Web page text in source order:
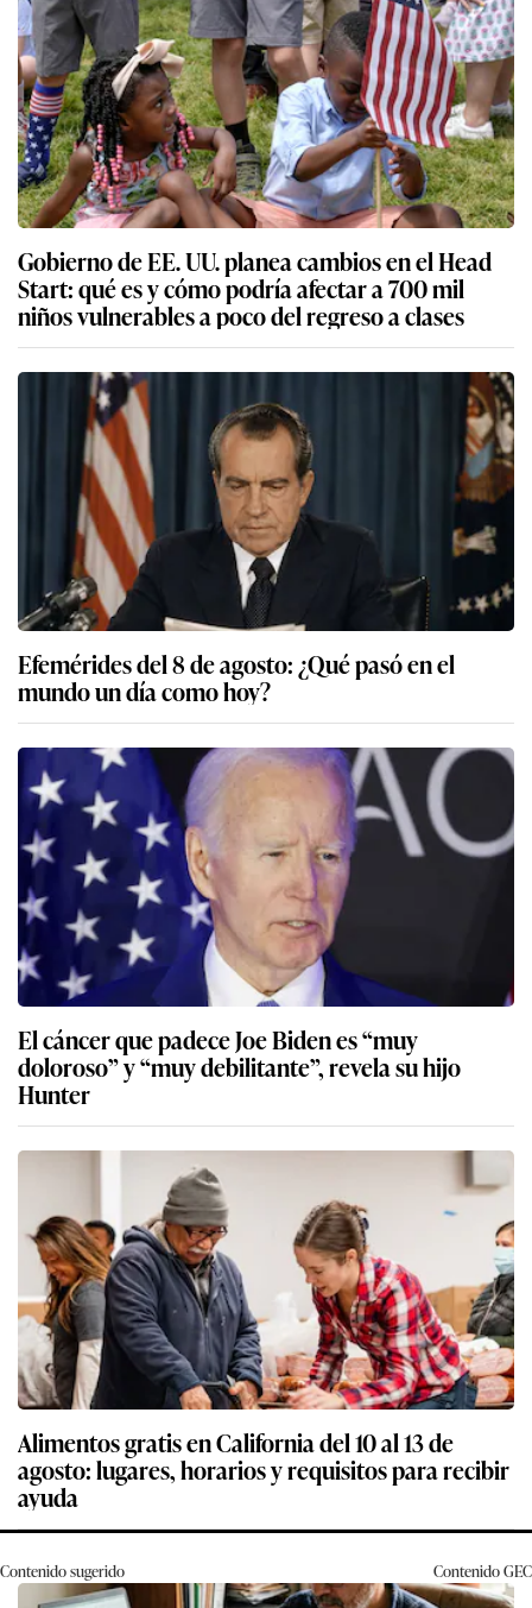
Gobierno de EE. UU. planea cambios en el Head
Start: qué es y cómo podría afectar a 700 mil
niños vulnerables a poco del regreso a clases
Efemérides del 8 de agosto: ¿Qué pasó en el
mundo un día como hoy?
El cáncer que padece Joe Biden es “muy
doloroso” y “muy debilitante”, revela su hijo
Hunter
Alimentos gratis en California del 10 al 13 de
agosto: lugares, horarios y requisitos para recibir
ayuda
Contenido sugerido ContenidoGEC